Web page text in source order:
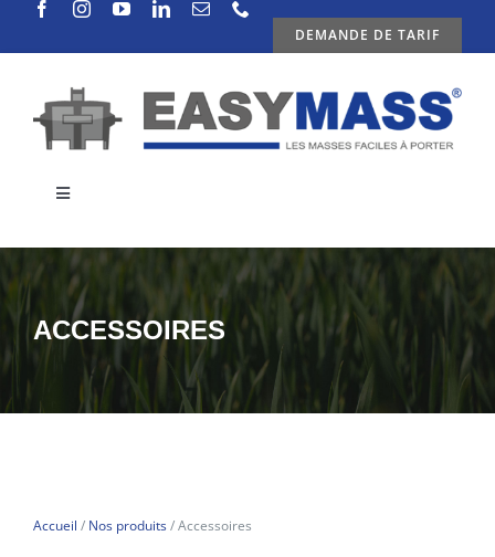
Passer
DEMANDE DE TARIF
Toggle
ENTREPRISE
PRODUITS
ACTUALITES
ACCESSOIRES
Accueil / Nos produits/ Accessoires